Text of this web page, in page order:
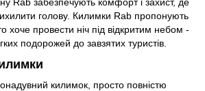
голову. Килимки Rab пропонують
хоче провести ніч під відкритим небом -
подорожей до завзятих туристів.
килимок, просто повністю